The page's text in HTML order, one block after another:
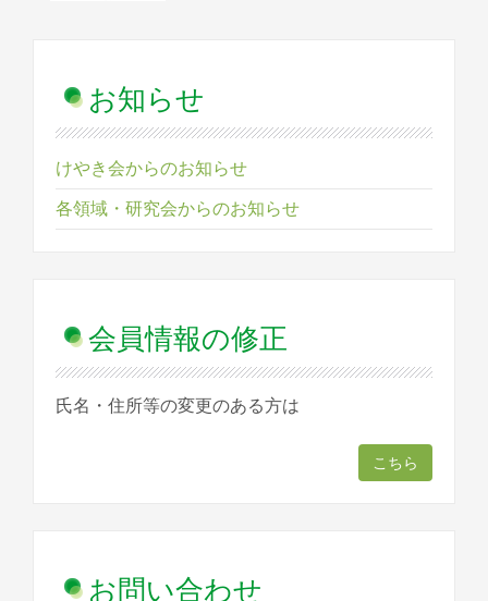
お知らせ
けやき会からのお知らせ
各領域・研究会からのお知らせ
会員情報の修正
氏名・住所等の変更のある方は
こちら
お問い合わせ